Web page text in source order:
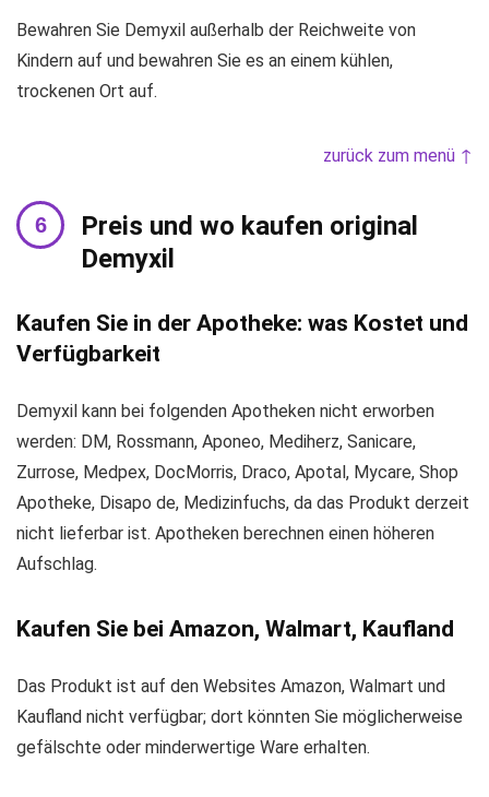
Bewahren Sie Demyxil außerhalb der Reichweite von
Kindern auf und bewahren Sie es an einem kühlen,
trockenen Ort auf.
zurück zum menü ↑
Preis und wo kaufen original
Demyxil
Kaufen Sie in der Apotheke: was Kostet und
Verfügbarkeit
Demyxil kann bei folgenden Apotheken nicht erworben
werden: DM, Rossmann, Aponeo, Mediherz, Sanicare,
Zurrose, Medpex, DocMorris, Draco, Apotal, Mycare, Shop
Apotheke, Disapo de, Medizinfuchs, da das Produkt derzeit
nicht lieferbar ist. Apotheken berechnen einen höheren
Aufschlag.
Kaufen Sie bei Amazon, Walmart, Kaufland
Das Produkt ist auf den Websites Amazon, Walmart und
Kaufland nicht verfügbar; dort könnten Sie möglicherweise
gefälschte oder minderwertige Ware erhalten.